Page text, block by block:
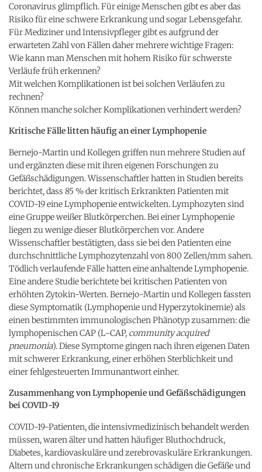
Coronavirus glimpflich. Für einige Menschen gibt es aber das
Risiko für eine schwere Erkrankung und sogar Lebensgefahr.
Für Mediziner und Intensivpfleger gibt es aufgrund der
erwarteten Zahl von Fällen daher mehrere wichtige Fragen:
Wie kann man Menschen mit hohem Risiko für schwerste
Verläufe früh erkennen?
Mit welchen Komplikationen ist bei solchen Verläufen zu
rechnen?
Können manche solcher Komplikationen verhindert werden?
Kritische Fälle litten häufig an einer Lymphopenie
Bernejo-Martin und Kollegen griffen nun mehrere Studien auf
und ergänzten diese mit ihren eigenen Forschungen zu
Gefäßschädigungen. Wissenschaftler hatten in Studien bereits
berichtet, dass 85 % der kritisch Erkrankten Patienten mit
COVID-19 eine Lymphopenie entwickelten. Lymphozyten sind
eine Gruppe weißer Blutkörperchen. Bei einer Lymphopenie
liegen zu wenige dieser Blutkörperchen vor. Andere
Wissenschaftler bestätigten, dass sie bei den Patienten eine
durchschnittliche Lymphozytenzahl von 800 Zellen/mm sahen.
Tödlich verlaufende Fälle hatten eine anhaltende Lymphopenie.
Eine andere Studie berichtete bei kritischen Patienten von
erhöhten Zytokin-Werten. Bernejo-Martin und Kollegen fassten
diese Symptomatik (Lymphopenie und Hyperzytokinemie) als
einen bestimmten immunologischen Phänotyp zusammen: die
lymphopenischen CAP (L-CAP, community acquired
pneumonia). Diese Symptome gingen nach ihren eigenen Daten
mit schwerer Erkrankung, einer erhöhen Sterblichkeit und
einer fehlgesteuerten Immunantwort einher.
Zusammenhang von Lymphopenie und Gefäßschädigungen
bei COVID-19
COVID-19-Patienten, die intensivmedizinisch behandelt werden
müssen, waren älter und hatten häufiger Bluthochdruck,
Diabetes, kardiovaskuläre und zerebrovaskuläre Erkrankungen.
Altern und chronische Erkrankungen schädigen die Gefäße und